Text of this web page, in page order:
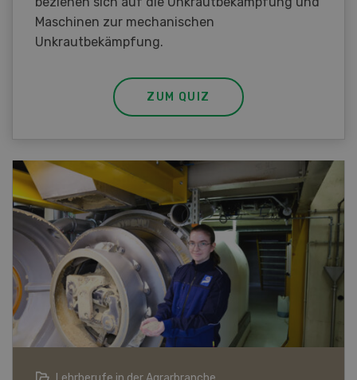
Maschinen zur mechanischen
Unkrautbekämpfung.
ZUM QUIZ